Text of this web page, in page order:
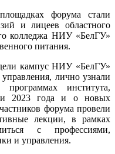
форума стали
и лицеев областного
колледжа НИУ «БелГУ»
питания.
кампус НИУ «БелГУ»
лично узнали
института,
2023 года и о новых
форума провели
лекции, в рамках
с профессиями,
и управления.